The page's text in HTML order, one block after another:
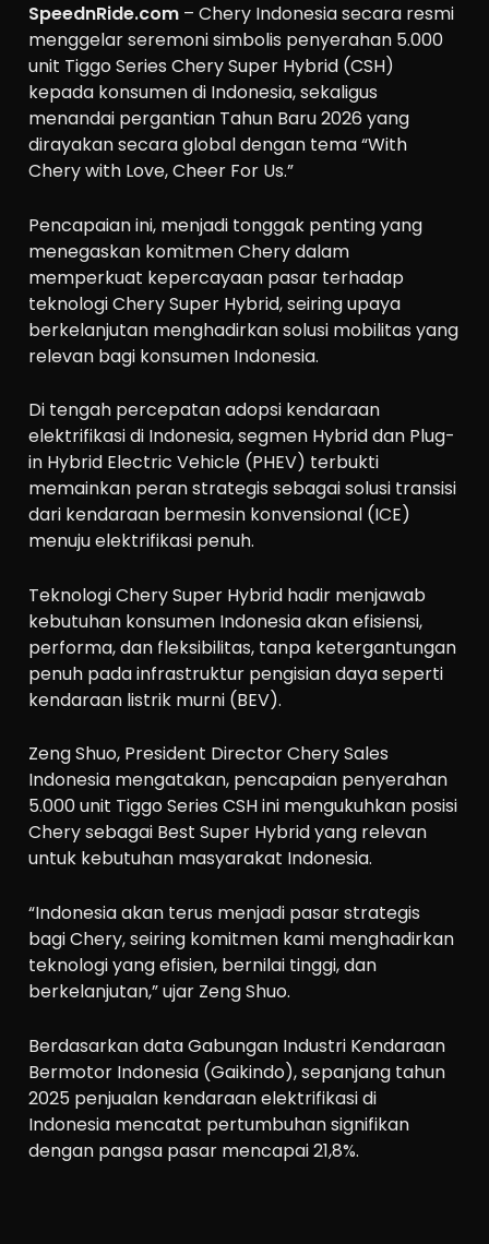
SpeednRide.com – Chery Indonesia secara resmi
menggelar seremoni simbolis penyerahan 5.000
unit Tiggo Series Chery Super Hybrid (CSH)
kepada konsumen di Indonesia, sekaligus
menandai pergantian Tahun Baru 2026 yang
dirayakan secara global dengan tema “With
Chery with Love, Cheer For Us.”
Pencapaian ini, menjadi tonggak penting yang
menegaskan komitmen Chery dalam
memperkuat kepercayaan pasar terhadap
teknologi Chery Super Hybrid, seiring upaya
berkelanjutan menghadirkan solusi mobilitas yang
relevan bagi konsumen Indonesia.
Di tengah percepatan adopsi kendaraan
elektrifikasi di Indonesia, segmen Hybrid dan Plug-
in Hybrid Electric Vehicle (PHEV) terbukti
memainkan peran strategis sebagai solusi transisi
dari kendaraan bermesin konvensional (ICE)
menuju elektrifikasi penuh.
Teknologi Chery Super Hybrid hadir menjawab
kebutuhan konsumen Indonesia akan efisiensi,
performa, dan fleksibilitas, tanpa ketergantungan
penuh pada infrastruktur pengisian daya seperti
kendaraan listrik murni (BEV).
Zeng Shuo, President Director Chery Sales
Indonesia mengatakan, pencapaian penyerahan
5.000 unit Tiggo Series CSH ini mengukuhkan posisi
Chery sebagai Best Super Hybrid yang relevan
untuk kebutuhan masyarakat Indonesia.
“Indonesia akan terus menjadi pasar strategis
bagi Chery, seiring komitmen kami menghadirkan
teknologi yang efisien, bernilai tinggi, dan
berkelanjutan,” ujar Zeng Shuo.
Berdasarkan data Gabungan Industri Kendaraan
Bermotor Indonesia (Gaikindo), sepanjang tahun
2025 penjualan kendaraan elektrifikasi di
Indonesia mencatat pertumbuhan signifikan
dengan pangsa pasar mencapai 21,8%.